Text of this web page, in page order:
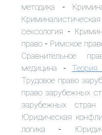
методика -
Криминалистическая
сексология -
право - Римское
Сравнительное
медицина -
Трудовое право
право зарубежных
зарубежных стран
Юридическая
логика -